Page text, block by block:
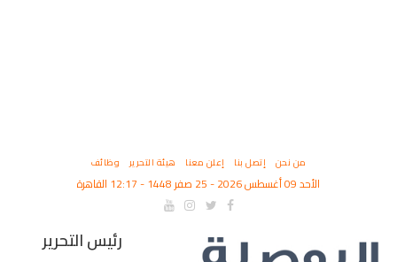
من نحن إتصل بنا إعلن معنا هيئة التحرير وظائف
الأحد 09 أغسطس 2026 - 25 صفر 1448 - 12:17 القاهرة
رئيس التحرير